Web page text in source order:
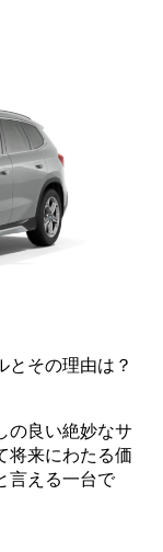
とその理由は？
の良い絶妙なサ
将来にわたる価
言える一台で